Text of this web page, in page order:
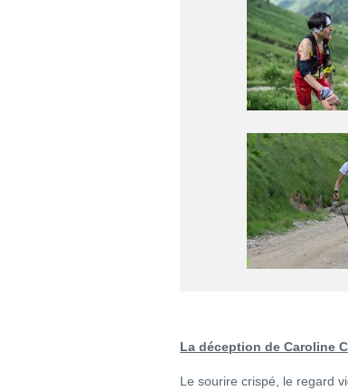
La déception de Caroline
Le sourire crispé, le regard